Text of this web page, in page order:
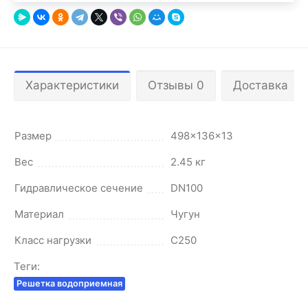
Характеристики Отзывы 0 Доставка
Размер
498x136x13
Вес
2.45 кг
Гидравлическое сечение
DN100
Материал
Чугун
Класс нагрузки
C250
Теги:
Решетка водоприемная